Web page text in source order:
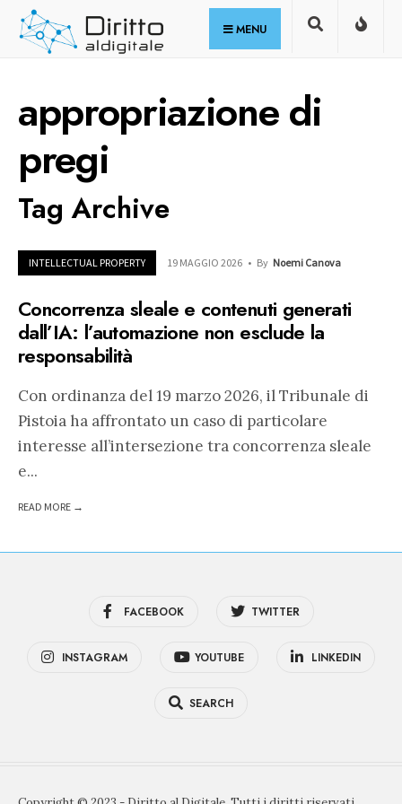
Skip
MENU
appropriazione di
pregi
Tag Archive
INTELLECTUAL PROPERTY 19 MAGGIO 2026 • By Noemi Canova
Concorrenza sleale e contenuti generati
dall’IA: l’automazione non esclude la
responsabilità
Con ordinanza del 19 marzo 2026, il Tribunale di
Pistoia ha affrontato un caso di particolare
interesse all’intersezione tra concorrenza sleale
e...
READ MORE →
FACEBOOK TWITTER
INSTAGRAM YOUTUBE LINKEDIN
SEARCH